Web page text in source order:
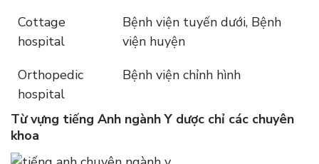
Cottage
hospital
Bệnh viện tuyến dưới, Bệnh
viện huyện
Orthopedic
hospital
Bệnh viện chỉnh hình
Từ vựng tiếng Anh ngành Y dược chỉ các chuyên
khoa